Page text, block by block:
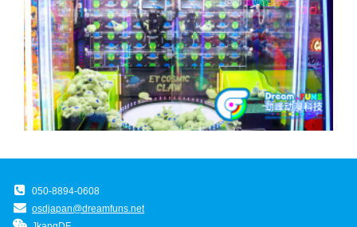
050-8894-0608
osdjapan@dreamfuns.net